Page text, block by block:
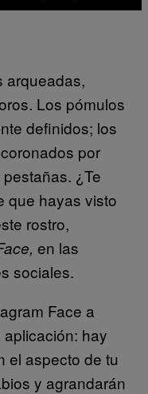
arqueadas,
Los pómulos
definidos; los
por
¿Te
que hayas visto
rostro,
en las
sociales.
Face a
hay
el aspecto de tu
y agrandarán